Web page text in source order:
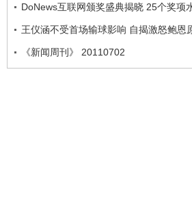
DoNews互联网颁奖盛典揭晓 25个奖项
王仪涵不受首场输球影响 自揭激怒鲍恩
《新闻周刊》 20110702